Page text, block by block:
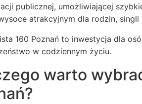
publicznej, umożliwiającej
atrakcyjnym dla rodzin, singli
160 Poznań to inwestycja dla
w codziennym życiu.
warto